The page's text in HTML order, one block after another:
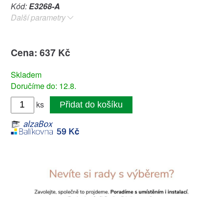
Kód:E3268-A
Další parametry
Cena: 637 Kč
Skladem
Doručíme do: 12.8.
ks
Přidat do košíku